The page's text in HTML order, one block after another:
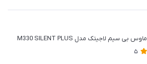
ماوس بی‌ سیم لاجیتک مدل M330 SILENT PLUS
5